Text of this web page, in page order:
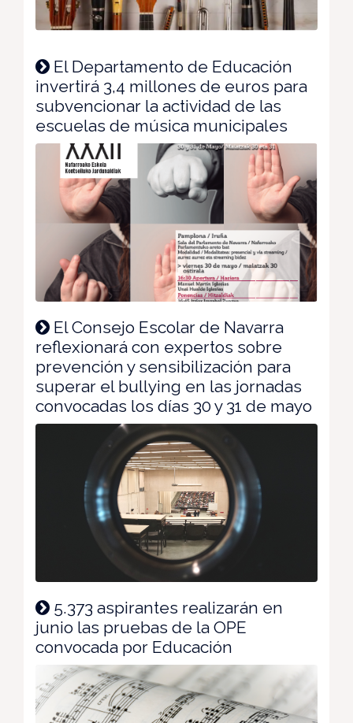
El Departamento de Educación
invertirá 3,4 millones de euros para
subvencionar la actividad de las
escuelas de música municipales
El Consejo Escolar de Navarra
reflexionará con expertos sobre
prevención y sensibilización para
superar el bullying en las jornadas
convocadas los días 30 y 31 de mayo
5.373 aspirantes realizarán en
junio las pruebas de la OPE
convocada por Educación